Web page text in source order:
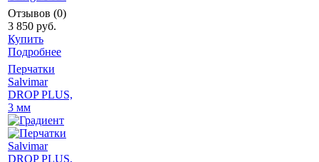
Отзывов (0)
3 850 руб.
Купить
Подробнее
Перчатки
Salvimar
DROP PLUS,
3 мм